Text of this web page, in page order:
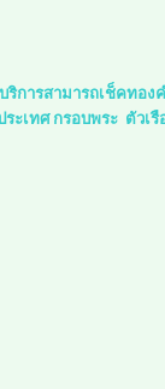
ริการสามารถเช็คทอ
ะเทศ กรอบพระ ตัว